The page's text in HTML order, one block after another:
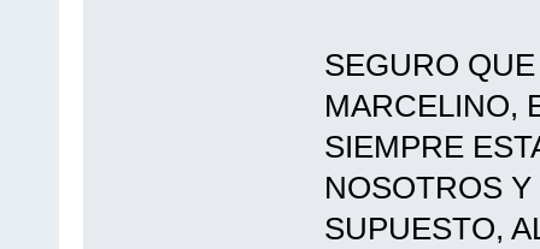
SEGURO
MARCELINO,
SIEMPRE
NOSOTROS
SUPUESTO,